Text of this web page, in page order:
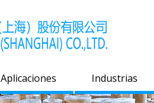
Aplicaciones Industrias